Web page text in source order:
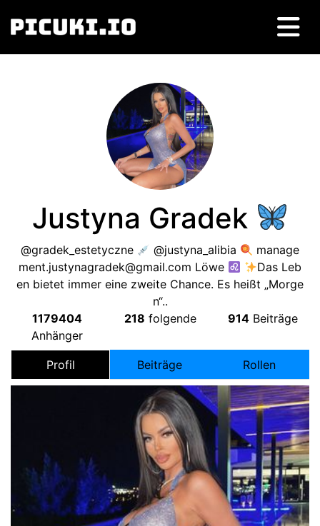
Justyna Gradek
@gradek_estetyczne @justyna_alibia
manage
ment.justynagradek@gmail.com Löwe
Das Leb
en bietet immer eine zweite Chance. Es heißt „Morge
n“..
1179404
Anhänger
218 folgende 914 Beiträge
Profil Beiträge Rollen